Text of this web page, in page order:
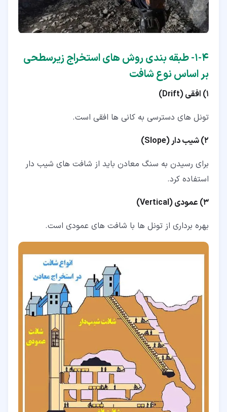
۴‏-‏۱‏- طبقه بندی روش های استخراج زیرسطحی
بر اساس نوع شافت
1) افقی (Drift)
تونل های دسترسی به کانی ها افقی است.
2) شیب دار (Slope)
برای رسیدن به سنگ معادن باید از شافت های شیب دار
استفاده کرد.
3) عمودی (Vertical)
بهره برداری از تونل ها با شافت های عمودی است.